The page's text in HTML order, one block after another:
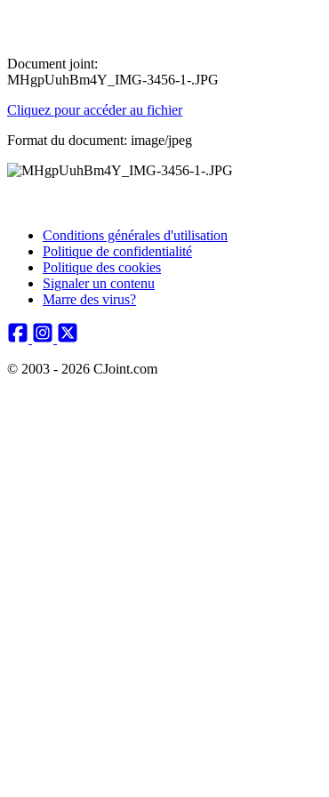
Document joint:
MHgpUuhBm4Y_IMG-3456-1-.JPG
Cliquez pour accéder au fichier
Format du document: image/jpeg
Conditions générales d'utilisation
Politique de confidentialité
Politique des cookies
Signaler un contenu
Marre des virus?
© 2003 - 2026 CJoint.com